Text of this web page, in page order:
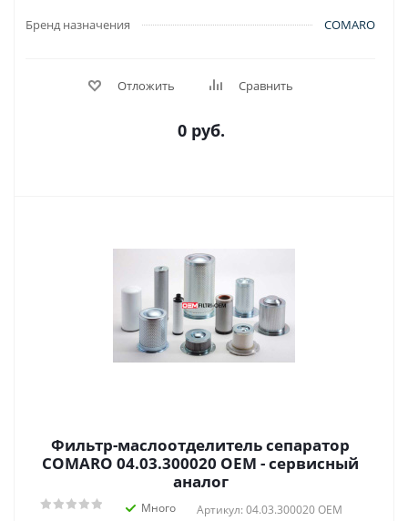
Бренд назначения COMARO
Отложить Сравнить
0 руб.
Фильтр-маслоотделитель сепаратор
COMARO 04.03.300020 OEM - сервисный
аналог
Много Артикул: 04.03.300020 OEM